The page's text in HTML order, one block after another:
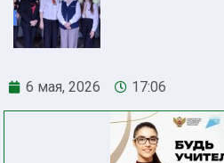
6 мая, 2026 17:06